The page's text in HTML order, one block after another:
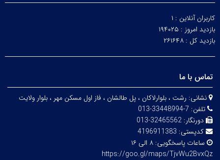
کاربران آنلاین : ۱
بازدید امروز : ۱۹۴۰۲۵
بازدید کل : ۲۶۱۶۴۸
تماس با ما
نشانی: رشت ، بلوارلاکان ، پل طالشان ، فاز اول مسکن مهر ، بلوار ولایت
تلفن: 7-33448994-013
دورنگار: 32465562-013
کدپستی: 4196911383
ساعات پاسخگویی: ۸ الی ۱۶
https://goo.gl/maps/TjvWu2BvxQz